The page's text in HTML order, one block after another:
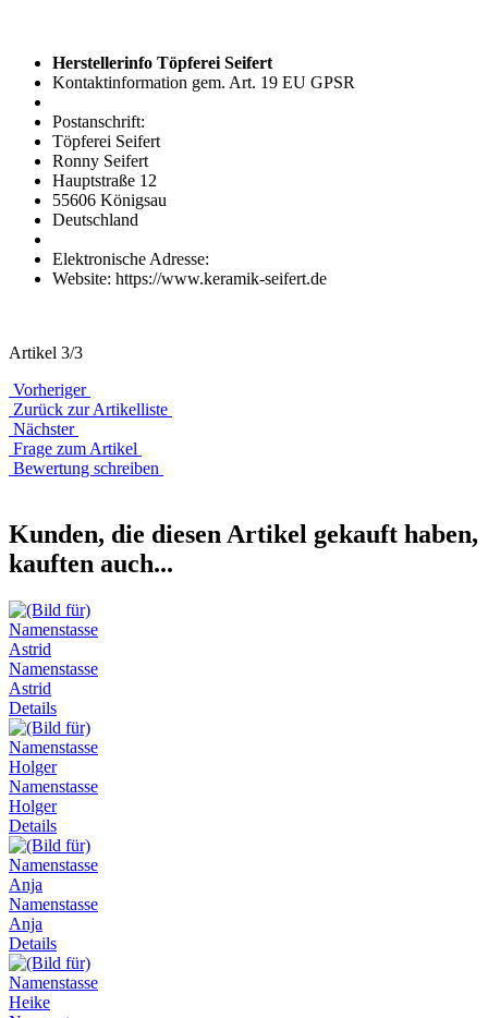
Herstellerinfo Töpferei Seifert
Kontaktinformation gem. Art. 19 EU GPSR
Postanschrift:
Töpferei Seifert
Ronny Seifert
Hauptstraße 12
55606 Königsau
Deutschland
Elektronische Adresse:
Website: https://www.keramik-seifert.de
Artikel 3/3
Vorheriger
Zurück zur Artikelliste
Nächster
Frage zum Artikel
Bewertung schreiben
Kunden, die diesen Artikel gekauft haben,
kauften auch...
Namenstasse
Astrid
Details
Namenstasse
Holger
Details
Namenstasse
Anja
Details